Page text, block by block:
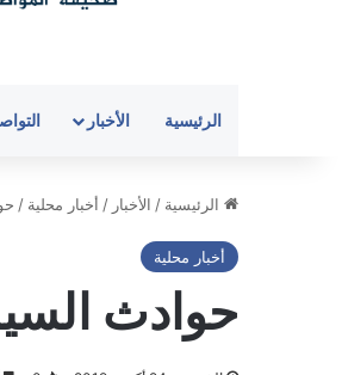
الرئيسية الأخبار
الرئيسية / الأخبار / أخبار محلية /
أخبار محلية
حوادث